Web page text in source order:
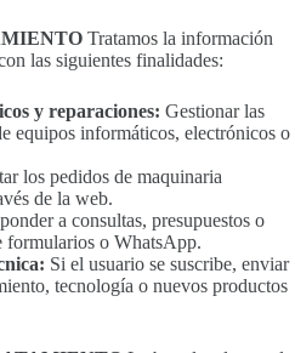
Tratamos la información
las siguientes finalidades:
y reparaciones: Gestionar las
equipos informáticos, electrónicos o
los pedidos de maquinaria
de la web.
a consultas, presupuestos o
formularios o WhatsApp.
Si el usuario se suscribe, enviar
tecnología o nuevos productos